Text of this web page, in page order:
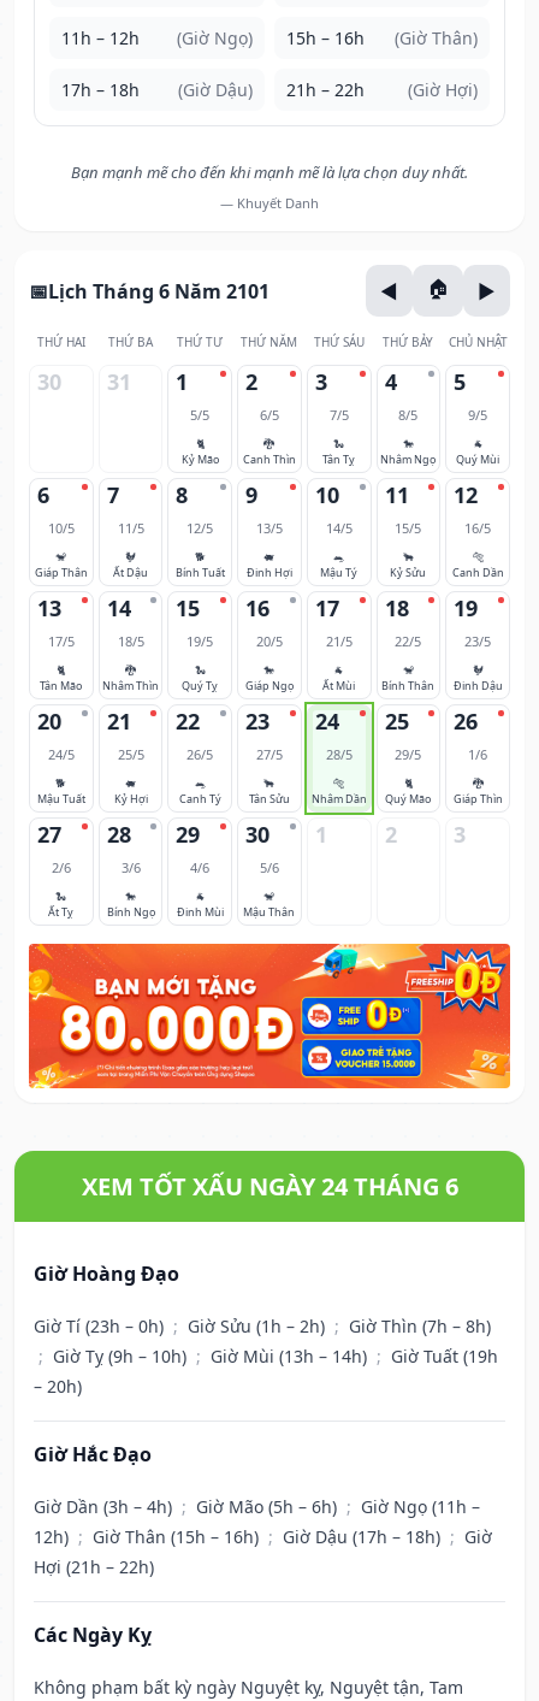
11h – 12h (Giờ Ngọ) 15h – 16h (Giờ Thân)
17h – 18h (Giờ Dậu) 21h – 22h (Giờ Hợi)
Bạn mạnh mẽ cho đến khi mạnh mẽ là lựa chọn duy nhất.
— Khuyết Danh
Lịch Tháng 6 Năm 2101
THỨ HAI THỨ BA THỨ TƯ THỨ NĂM THỨ SÁU THỨ BẢY CHỦ NHẬT
30 31 1
5/5
🐈
Kỷ Mão
2
6/5
🐉
Canh Thìn
3
7/5
🐍
Tân Tỵ
4
8/5
🐎
Nhâm Ngọ
5
9/5
🐐
Quý Mùi
6
10/5
🐒
Giáp Thân
7
11/5
🐓
Ất Dậu
8
12/5
🐕
Bính Tuất
9
13/5
🐖
Đinh Hợi
10
14/5
🐀
Mậu Tý
11
15/5
🐂
Kỷ Sửu
12
16/5
🐅
Canh Dần
13
17/5
🐈
Tân Mão
14
18/5
🐉
Nhâm Thìn
15
19/5
🐍
Quý Tỵ
16
20/5
🐎
Giáp Ngọ
17
21/5
🐐
Ất Mùi
18
22/5
🐒
Bính Thân
19
23/5
🐓
Đinh Dậu
20
24/5
🐕
Mậu Tuất
21
25/5
🐖
Kỷ Hợi
22
26/5
🐀
Canh Tý
23
27/5
🐂
Tân Sửu
24
28/5
🐅
Nhâm Dần
25
29/5
🐈
Quý Mão
26
1/6
🐉
Giáp Thìn
27
2/6
🐍
Ất Tỵ
28
3/6
🐎
Bính Ngọ
29
4/6
🐐
Đinh Mùi
30
5/6
🐒
Mậu Thân
1 2 3
XEM TỐT XẤU NGÀY 24 THÁNG 6
Giờ Hoàng Đạo
Giờ Tí (23h – 0h) ; Giờ Sửu (1h – 2h) ; Giờ Thìn (7h – 8h)
; Giờ Tỵ (9h – 10h) ; Giờ Mùi (13h – 14h) ; Giờ Tuất (19h
– 20h)
Giờ Hắc Đạo
Giờ Dần (3h – 4h) ; Giờ Mão (5h – 6h) ; Giờ Ngọ (11h –
12h) ; Giờ Thân (15h – 16h) ; Giờ Dậu (17h – 18h) ; Giờ
Hợi (21h – 22h)
Các Ngày Kỵ
Không phạm bất kỳ ngày Nguyệt kỵ, Nguyệt tận, Tam